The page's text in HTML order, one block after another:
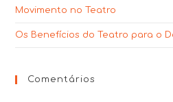
Movimento no Teatro
Os Benefícios do Teatro para o
Comentários